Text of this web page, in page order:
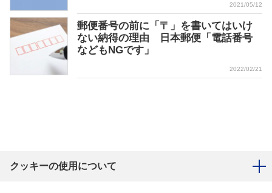
2021/05/12
郵便番号の前に「〒」を書いてはいけ
ない納得の理由 日本郵便「電話番号
などもNGです」
2022/02/21
クッキーの使用について